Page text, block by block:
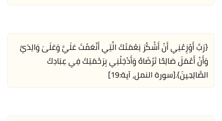
{رَبِّ أَوْزِعْنِي أَنْ أَشْكُرَ نِعْمَتَكَ الَّتِي أَنْعَمْتَ عَلَيَّ وَعَلَىٰ وَالِدَيَّ
وَأَنْ أَعْمَلَ صَالِحًا تَرْضَاهُ وَأَدْخِلْنِي بِرَحْمَتِكَ فِي عِبَادِكَ
الصَّالِحِينَ}.[سورة النمل، آية:19]